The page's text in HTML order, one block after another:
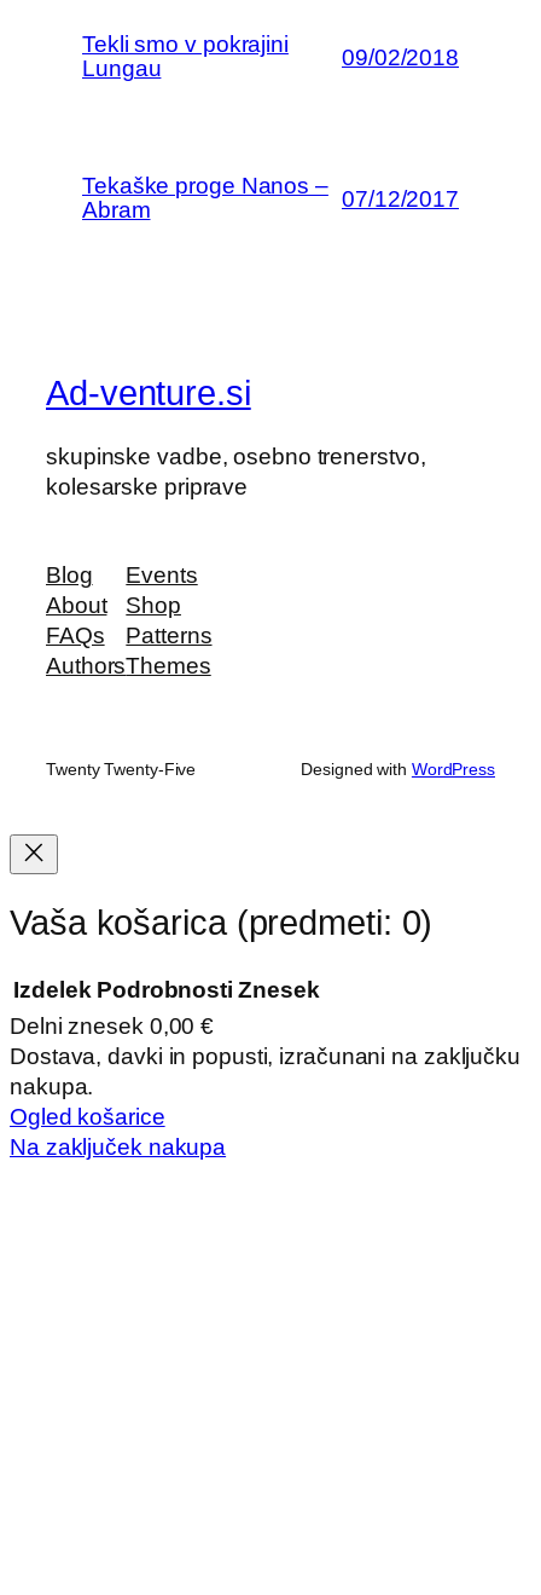
Tekli smo v pokrajini
Lungau
09/02/2018
Tekaške proge Nanos –
Abram
07/12/2017
Ad-venture.si
skupinske vadbe, osebno trenerstvo,
kolesarske priprave
Blog
About
FAQs
Authors
Events
Shop
Patterns
Themes
Twenty Twenty-Five Designed with WordPress
Vaša košarica (predmeti: 0)
Izdelki
v
košarici
Izdelek Podrobnosti Znesek
Delni znesek 0,00 €
Dostava, davki in popusti, izračunani na zaključku
nakupa.
Ogled košarice
Na zaključek nakupa